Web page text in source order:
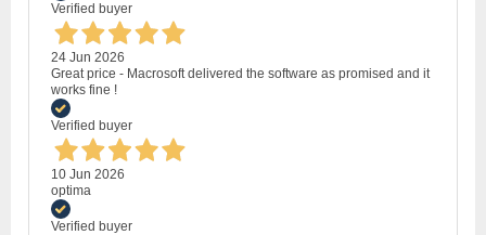
Verified buyer
24 Jun 2026
Great price - Macrosoft delivered the software as promised and it
works fine !
Verified buyer
10 Jun 2026
optima
Verified buyer